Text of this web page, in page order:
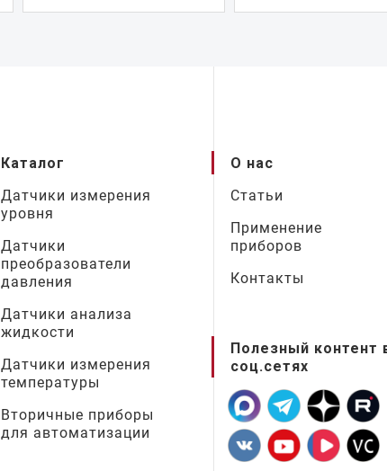
Каталог
Датчики измерения
уровня
Датчики
преобразователи
давления
Датчики анализа
жидкости
Датчики измерения
температуры
Вторичные приборы
для автоматизации
О нас
Статьи
Применение
приборов
Контакты
Полезный контент
соц.сетях